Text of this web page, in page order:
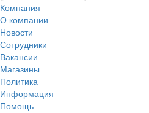
Компания
О компании
Новости
Сотрудники
Вакансии
Магазины
Политика
Информация
Помощь